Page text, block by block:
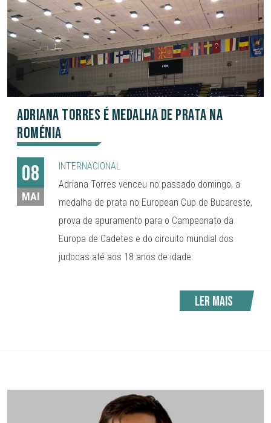
Adriana Torres é medalha de prata na
Roménia
08
MAI
INTERNACIONAL
Adriana Torres venceu no passado domingo, a
medalha de prata no European Cup de Bucareste,
prova de apuramento para o Campeonato da
Europa de Cadetes e do circuito mundial dos
judocas até aos 18 anos de idade.
Ler mais